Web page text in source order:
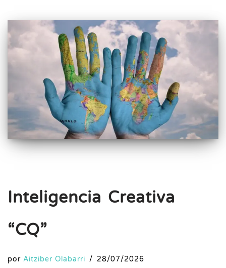
Inteligencia Creativa
“CQ”
por Aitziber Olabarri 28/07/2026